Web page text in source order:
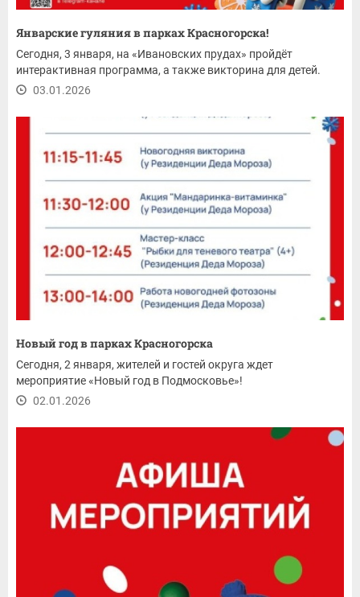
Январские гуляния в парках Красногорска!
Сегодня, 3 января, на «Ивановских прудах» пройдёт
интерактивная программа, а также викторина для детей.
03.01.2026
Новый год в парках Красногорска
Сегодня, 2 января, жителей и гостей округа ждет
мероприятие «Новый год в Подмосковье»!
02.01.2026